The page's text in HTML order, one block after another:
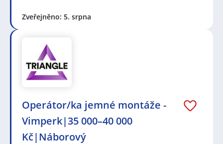
Zveřejněno: 5. srpna
Operátor/ka jemné montáže -
Vimperk|35 000–40 000
Kč|Náborový